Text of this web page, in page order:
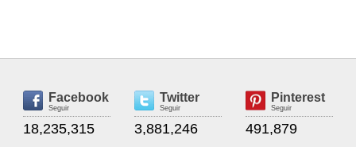
Facebook
Seguir
18,235,315
Twitter
Seguir
3,881,246
Pinterest
Seguir
491,879